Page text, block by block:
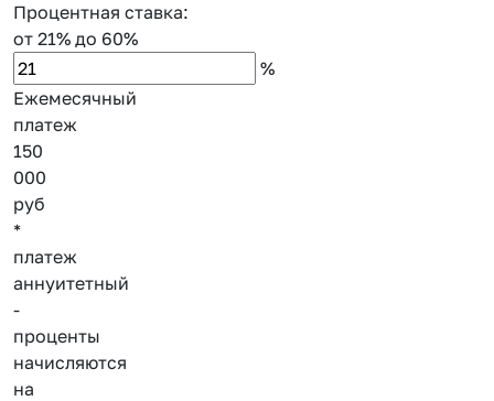
Процентная ставка:
от 21% до 60%
%
Ежемесячный
платеж
150
000
руб
*
платеж
аннуитетный
-
проценты
начисляются
на